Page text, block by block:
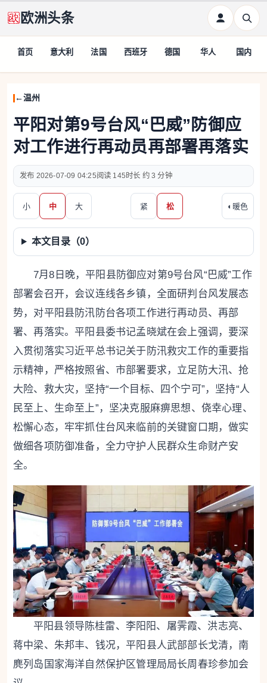
欧洲头条
首页 意大利 法国 西班牙 德国 华人 国内
温州
平阳对第9号台风“巴威”防御应
对工作进行再动员再部署再落实
2026-07-09 04:25 145 约 3 分钟
小 中 大 紧 松 ◐ 暖色
本文目录（0）
7月8日晚，平阳县防御应对第9号台风“巴威”工作
部署会召开，会议连线各乡镇，全面研判台风发展态
势，对平阳县防汛防台各项工作进行再动员、再部
署、再落实。平阳县委书记孟晓斌在会上强调，要深
入贯彻落实习近平总书记关于防汛救灾工作的重要指
示精神，严格按照省、市部署要求，立足防大汛、抢
大险、救大灾，坚持“一个目标、四个宁可”，坚持“人
民至上、生命至上”，坚决克服麻痹思想、侥幸心理、
松懈心态，牢牢抓住台风来临前的关键窗口期，做实
做细各项防御准备，全力守护人民群众生命财产安
全。
平阳县领导陈桂雷、李阳阳、屠霁霞、洪志亮、
蒋中梁、朱邦丰、钱况，平阳县人武部部长戈清，南
麂列岛国家海洋自然保护区管理局局长周春珍参加会